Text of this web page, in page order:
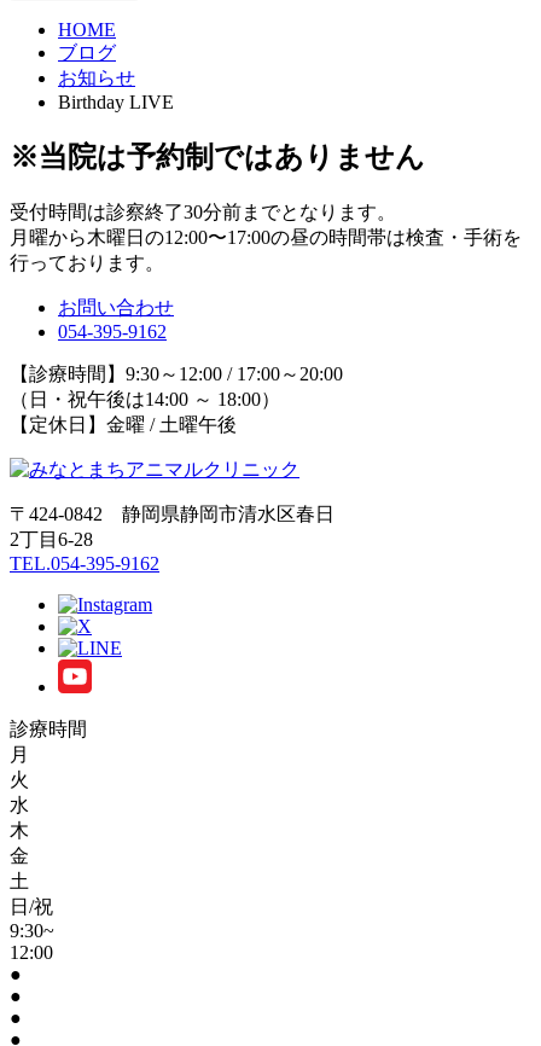
HOME
ブログ
お知らせ
Birthday LIVE
※当院は予約制ではありません
受付時間は診察終了30分前までとなります。
月曜から木曜日の12:00〜17:00の昼の時間帯は検査・手術を
行っております。
お問い合わせ
054-395-9162
【診療時間】9:30～12:00 / 17:00～20:00
（日・祝午後は14:00 ～ 18:00）
【定休日】金曜 / 土曜午後
〒424-0842 静岡県静岡市清水区春日
2丁目6-28
TEL.054-395-9162
診療時間
月
火
水
木
金
土
日/祝
9:30~
12:00
●
●
●
●